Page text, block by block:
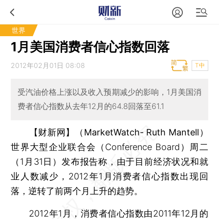
世界
1月美国消费者信心指数回落
2012年02月01日 08:08 T中
受汽油价格上涨以及收入预期减少的影响，1月美国消
费者信心指数从去年12月的64.8回落至61.1
【财新网】（MarketWatch- Ruth Mantell）
世界大型企业联合会（Conference Board）周二
（1月31日）发布报告称，由于目前经济状况和就
业人数减少，2012年1月消费者信心指数出现回
落，逆转了前两个月上升的趋势。
2012年1月，消费者信心指数由2011年12月的